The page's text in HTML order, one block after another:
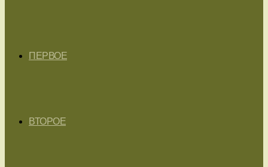
ПЕРВОЕ
ВТОРОЕ